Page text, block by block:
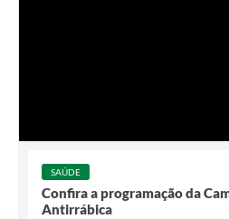
SAÚDE
Confira a programação da
Antirrábica